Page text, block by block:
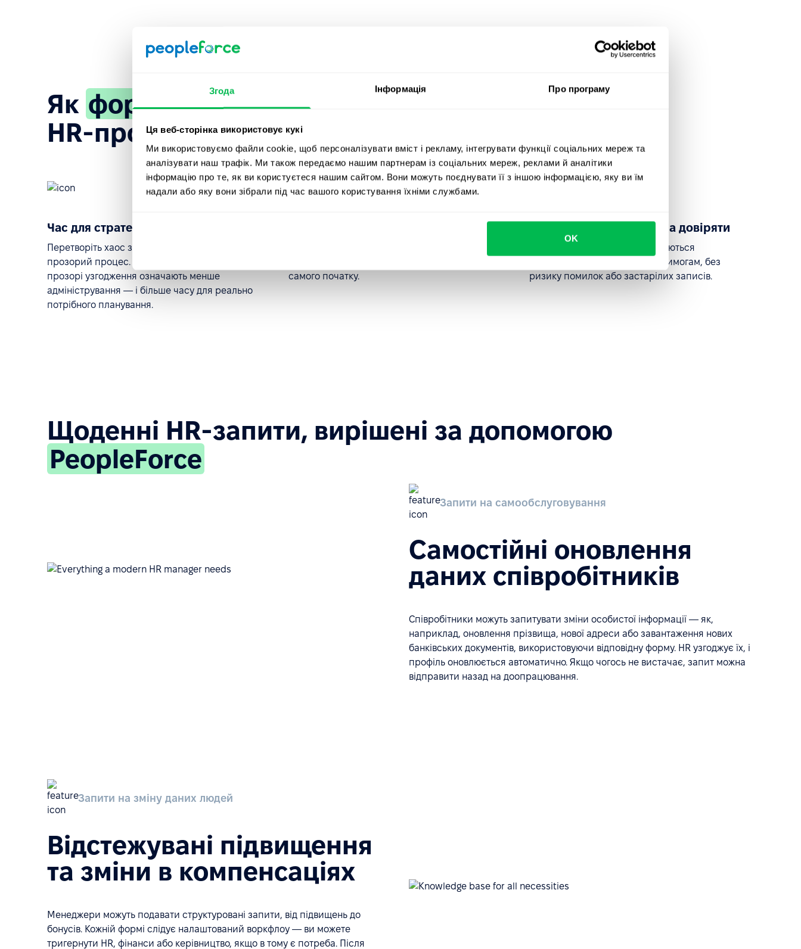
Згода Інформація Про програму
Ця веб-сторінка використовує кукі
Ми використовуємо файли cookie, щоб персоналізувати вміст і рекламу, інтегрувати функції соціальних мереж та
аналізувати наш трафік. Ми також передаємо нашим партнерам із соціальних мереж, реклами й аналітики
інформацію про те, як ви користуєтеся нашим сайтом. Вони можуть поєднувати її з іншою інформацією, яку ви їм
надали або яку вони зібрали під час вашого користування їхніми службами.
OK
Як форми запитівпокращують
HR-процеси
Час для стратегічної роботи
Перетворіть хаос запитів у структурований та
прозорий процес. Автоматичні оновлення та
прозорі узгодження означають менше
адміністрування — і більше часу для реально
потрібного планування.
самого початку.
Надійні дані, яким можна довіряти
Профілі співробітників залишаються
актуальними та відповідають вимогам, без
ризику помилок або застарілих записів.
Щоденні HR-запити, вирішені за допомогою
PeopleForce
Запити на самообслуговування
Самостійні оновлення
даних співробітників
Співробітники можуть запитувати зміни особистої інформації — як,
наприклад, оновлення прізвища, нової адреси або завантаження нових
банківських документів, використовуючи відповідну форму. HR узгоджує їх, і
профіль оновлюється автоматично. Якщо чогось не вистачає, запит можна
відправити назад на доопрацювання.
Запити на зміну даних людей
Відстежувані підвищення
та зміни в компенсаціях
Менеджери можуть подавати структуровані запити, від підвищень до
бонусів. Кожній формі слідує налаштований воркфлоу — ви можете
тригернути HR, фінанси або керівництво, якщо в тому є потреба. Після